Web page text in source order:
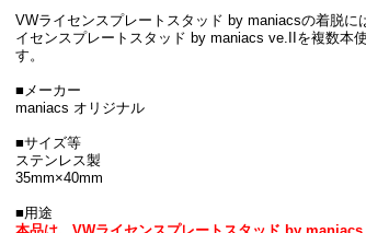
VWライセンスプレートスタッド by maniacsの着脱
イセンスプレートスタッド by maniacs ve.IIを複数本
す。
■メーカー
maniacs オリジナル
■サイズ等
ステンレス製
35mm×40mm
■用途